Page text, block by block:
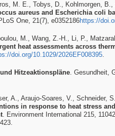
M. E., Tobys, D., Kohlmorgen, B.,
aureus and Escherichia coli
One, 21(7), e0352186https://
M., Wang, Z.‐H., Li, P.,
heat assessments across
doi.org/10.1029/2026EF008395.
Hitzeaktionspläne. Gesundheit,
A., Araujo-Soares, V., Schneider,
in response to heat stress
. Environment International 215,